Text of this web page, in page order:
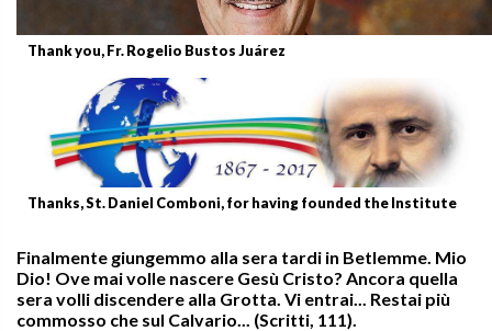
Thank you, Fr. Rogelio Bustos Juárez
Thanks, St. Daniel Comboni, for having founded the Institute
Finalmente giungemmo alla sera tardi in Betlemme. Mio
Dio! Ove mai volle nascere Gesù Cristo? Ancora quella
sera volli discendere alla Grotta. Vi entrai... Restai più
commosso che sul Calvario... (Scritti, 111).